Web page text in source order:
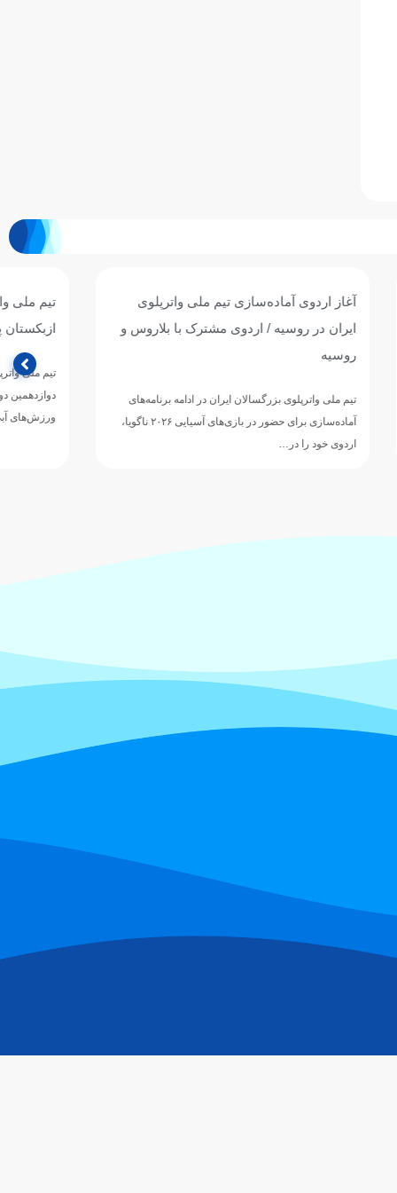
بلاروس و
برنامه‌های
آماده‌سازی برای حضور در بازی‌های آسیایی ۲۰۲۶ ناگویا،
تیم ملی واترپلوی جوانان ایران با برتری برابر
ازبکستان پنجم آسیا شد
تیم ملی واترپلوی جوانان ایران در آخرین دیدار خود از
دوازدهمین دوره مسابقات قهرمانی رده‌های سنی
ورزش‌های آبی آسیا، با…